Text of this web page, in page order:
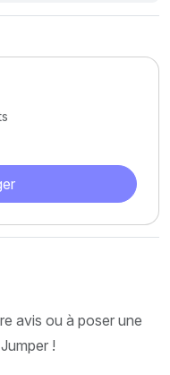
avis ou à poser une
!